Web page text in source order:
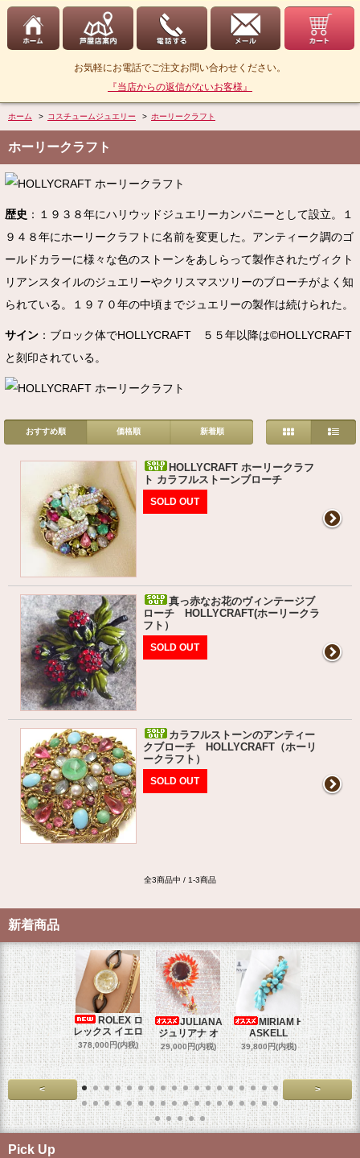
お気軽にお電話でご注文お問い合わせください。
『当店からの返信がないお客様』
ホーム > コスチュームジュエリー > ホーリークラフト
ホーリークラフト
歴史 ：１９３８年にハリウッドジュエリーカンパニーとして設立。１
９４８年にホーリークラフトに名前を変更した。アンティーク調のゴ
ールドカラーに様々な色のストーンをあしらって製作されたヴィクト
リアンスタイルのジュエリーやクリスマスツリーのブローチがよく知
られている。１９７０年の中頃までジュエリーの製作は続けられた。
サイン ：ブロック体でHOLLYCRAFT ５５年以降は©HOLLYCRAFT
と刻印されている。
おすすめ順 価格順 新着順
HOLLYCRAFT ホーリークラフ
ト カラフルストーンブローチ
SOLD OUT
真っ赤なお花のヴィンテージブ
ローチ HOLLYCRAFT(ホーリークラ
フト）
SOLD OUT
カラフルストーンのアンティー
クブローチ HOLLYCRAFT（ホーリ
ークラフト）
SOLD OUT
全3商品中 / 1-3商品
新着商品
ROLEX ロ
レックス イエロ
378,000円(内税)
JULIANA
ジュリアナ オ
29,000円(内税)
MIRIAM H
ASKELL
39,800円(内税)
オメガマ
スダ
458,000円
< >
Pick Up